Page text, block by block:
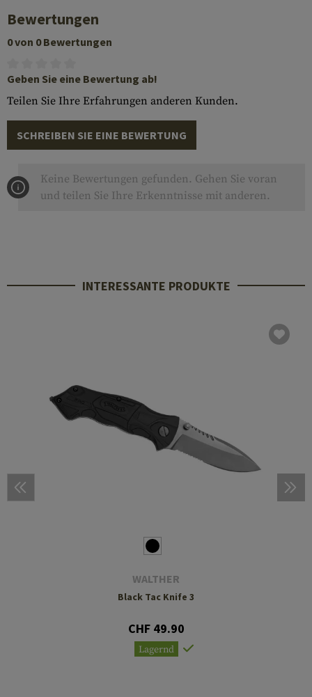
Bewertungen
0 von 0 Bewertungen
Geben Sie eine Bewertung ab!
Teilen Sie Ihre Erfahrungen anderen Kunden.
SCHREIBEN SIE EINE BEWERTUNG
Keine Bewertungen gefunden. Gehen Sie voran
und teilen Sie Ihre Erkenntnisse mit anderen.
INTERESSANTE PRODUKTE
WALTHER
Black Tac Knife 3
CHF 49.90
Lagernd